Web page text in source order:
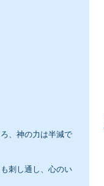
、神の力は半減で
刺し通し、心のい